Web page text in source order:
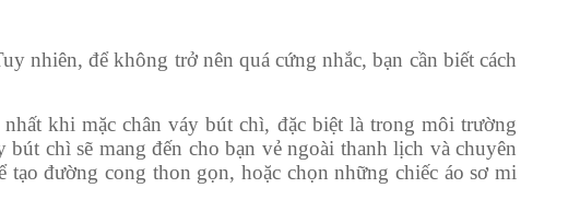
nhiên, để không trở nên quá cứng nhắc, bạn cần biết cách
khi mặc chân váy bút chì, đặc biệt là trong môi trường
chì sẽ mang đến cho bạn vẻ ngoài thanh lịch và chuyên
đường cong thon gọn, hoặc chọn những chiếc áo sơ mi